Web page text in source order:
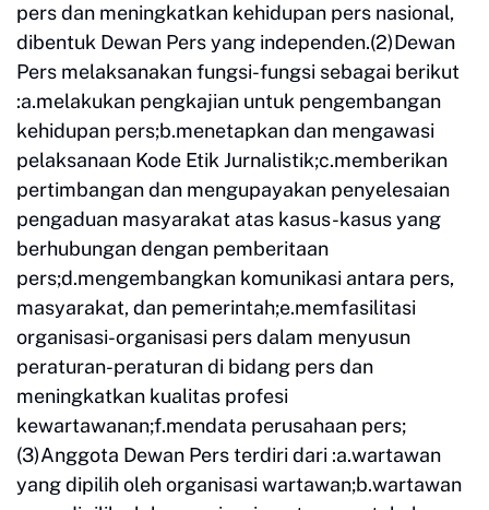
pers dan meningkatkan kehidupan pers nasional,
dibentuk Dewan Pers yang independen.(2)Dewan
Pers melaksanakan fungsi-fungsi sebagai berikut
:a.melakukan pengkajian untuk pengembangan
kehidupan pers;b.menetapkan dan mengawasi
pelaksanaan Kode Etik Jurnalistik;c.memberikan
pertimbangan dan mengupayakan penyelesaian
pengaduan masyarakat atas kasus-kasus yang
berhubungan dengan pemberitaan
pers;d.mengembangkan komunikasi antara pers,
masyarakat, dan pemerintah;e.memfasilitasi
organisasi-organisasi pers dalam menyusun
peraturan-peraturan di bidang pers dan
meningkatkan kualitas profesi
kewartawanan;f.mendata perusahaan pers;
(3)Anggota Dewan Pers terdiri dari :a.wartawan
yang dipilih oleh organisasi wartawan;b.wartawan